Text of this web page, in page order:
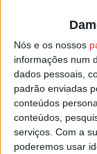
Nós e os nossos
informações num
dados pessoais,
padrão enviadas
conteúdos
conteúdos,
serviços. Com a
poderemos usar
regista mais
seguindo-se
o Algarve (215),
Alentejo (54).
Das 15 mortes,
o mesmo
Algarve, duas